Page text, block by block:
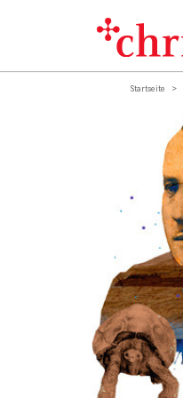
Startseite